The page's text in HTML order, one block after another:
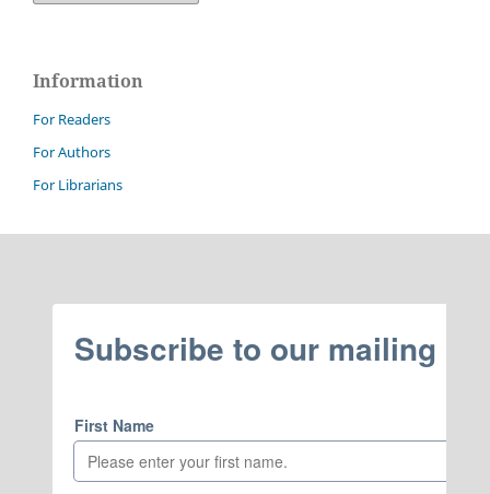
Information
For Readers
For Authors
For Librarians